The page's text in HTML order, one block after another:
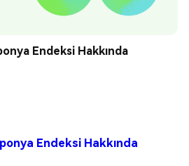
Endeksi Hakkında
Endeksi Hakkında